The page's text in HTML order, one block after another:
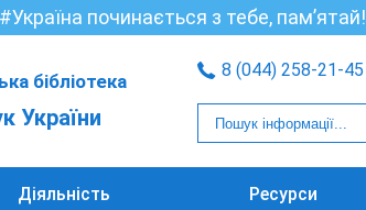
починається з тебе, пам’ятай!
бібліотека
України
8 (044) 258-21-45
Діяльність Ресурси